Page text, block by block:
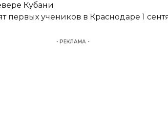
Кубани
первых учеников в Краснодаре 1
- РЕКЛАМА -